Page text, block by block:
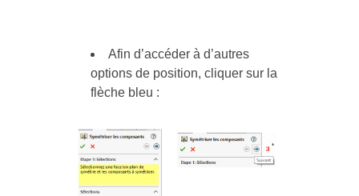
Afin d’accéder à d’autres
options de position, cliquer sur la
flèche bleu :